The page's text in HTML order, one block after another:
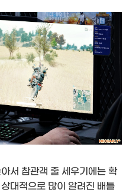
서 참관객 줄 세우기에는 확
대적으로 많이 알려진 배틀